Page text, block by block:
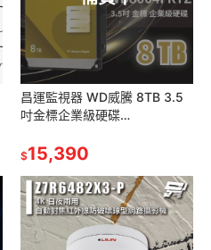
昌運監視器 WD威騰 8TB 3.5
吋金標企業級硬碟
WD8005FRYZ)
$15,390